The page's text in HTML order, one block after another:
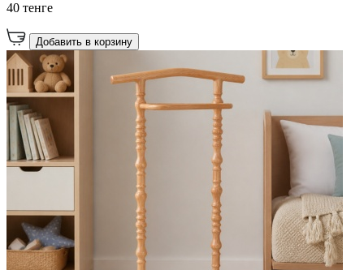
40 тенге
Добавить в корзину